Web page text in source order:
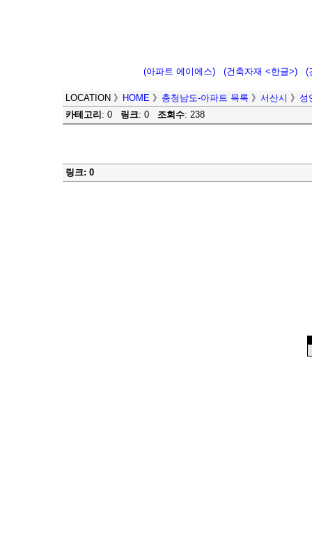
(아파트 에이에스) (건축자재 <한글>) (
LOCATION 》 HOME 》 충청남도-아파트 목록 》 서산시 》 성
카테고리 : 0 링크: 0 조회수: 238
링크: 0